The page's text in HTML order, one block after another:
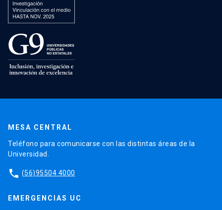
MESA CENTRAL
Teléfono para comunicarse con las distintas áreas de la
Universidad.
phone (56)95504 4000
EMERGENCIAS UC